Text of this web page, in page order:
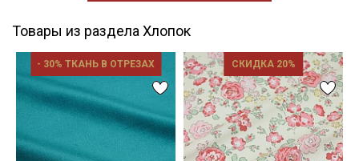
Товары из раздела Хлопок
- 30% ТКАНЬ В ОТРЕЗАХ СКИДКА 20%